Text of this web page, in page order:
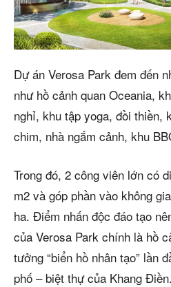
Dự án Verosa Park đem đến
như hồ cảnh quan Oceania,
nghỉ, khu tập yoga, đồi thiền,
chim, nhà ngắm cảnh, khu
Trong đó, 2 công viên lớn có
m2 và góp phần vào không
ha. Điểm nhấn độc đáo tạo
của Verosa Park chính là hồ
tưởng “biển hồ nhân tạo” lần
phố – biệt thự của Khang Điền.